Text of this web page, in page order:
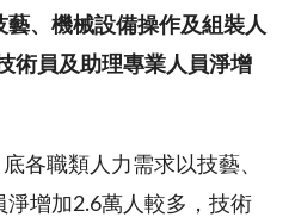
、機械設備操作及組裝人
術員及助理專業人員淨增
底各職類人力需求以技藝、
淨增加2.6萬人較多，技術